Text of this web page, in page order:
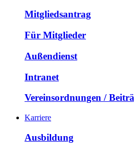
Mitgliedsantrag
Für Mitglieder
Außendienst
Intranet
Vereinsordnungen /
Karriere
Ausbildung